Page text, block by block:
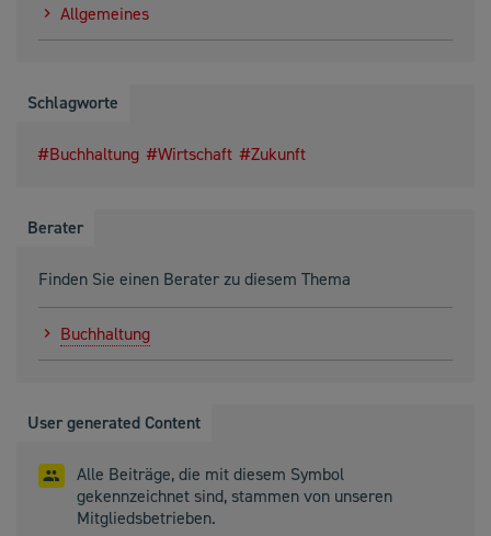
Allgemeines
Schlagworte
Buchhaltung Wirtschaft Zukunft
Berater
Finden Sie einen Berater zu diesem Thema
Buchhaltung
User generated Content
Alle Beiträge, die mit diesem Symbol
gekennzeichnet sind, stammen von unseren
Mitgliedsbetrieben.